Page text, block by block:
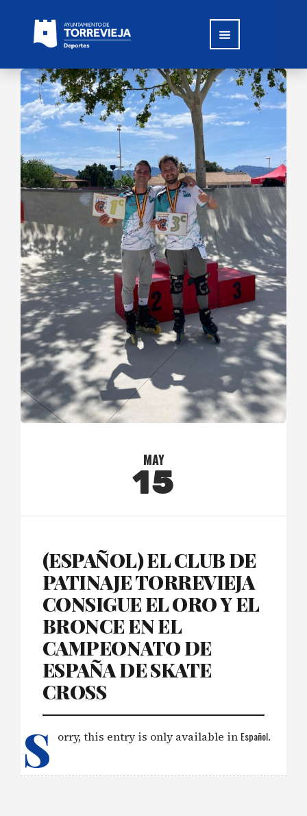
MAY
15
(ESPAÑOL) EL CLUB DE
PATINAJE TORREVIEJA
CONSIGUE EL ORO Y EL
BRONCE EN EL
CAMPEONATO DE
ESPAÑA DE SKATE
CROSS
S orry, this entry is only available in Español.